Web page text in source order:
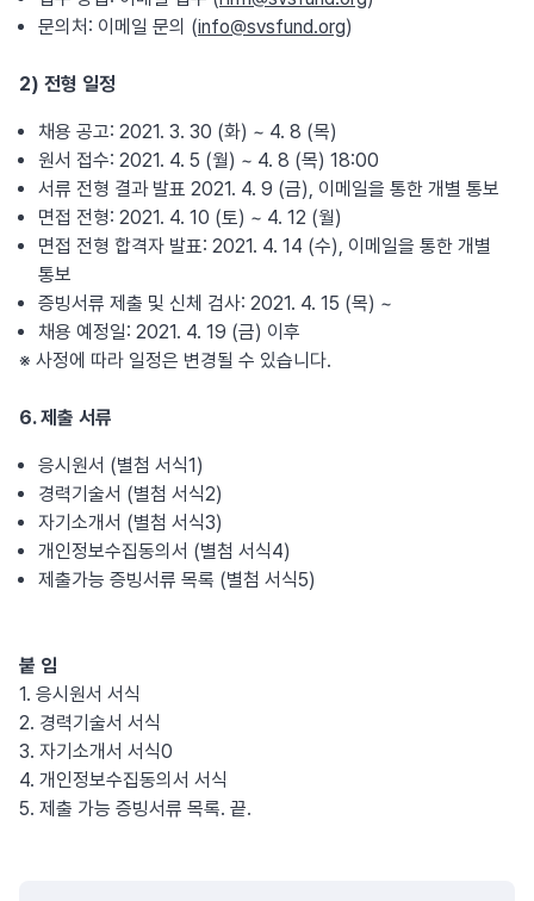
문의처: 이메일 문의 (info@svsfund.org)
2) 전형 일정
채용 공고: 2021. 3. 30 (화) ~ 4. 8 (목)
원서 접수: 2021. 4. 5 (월) ~ 4. 8 (목) 18:00
서류 전형 결과 발표 2021. 4. 9 (금), 이메일을 통한 개별 통보
면접 전형: 2021. 4. 10 (토) ~ 4. 12 (월)
면접 전형 합격자 발표: 2021. 4. 14 (수), 이메일을 통한 개별
통보
증빙서류 제출 및 신체 검사: 2021. 4. 15 (목) ~
채용 예정일: 2021. 4. 19 (금) 이후
※ 사정에 따라 일정은 변경될 수 있습니다.
6. 제출 서류
응시원서 (별첨 서식1)
경력기술서 (별첨 서식2)
자기소개서 (별첨 서식3)
개인정보수집동의서 (별첨 서식4)
제출가능 증빙서류 목록 (별첨 서식5)
붙 임
1. 응시원서 서식
2. 경력기술서 서식
3. 자기소개서 서식0
4. 개인정보수집동의서 서식
5. 제출 가능 증빙서류 목록. 끝.